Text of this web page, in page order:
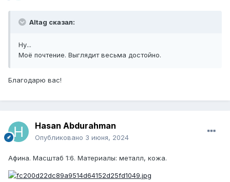
Altag сказал:
Ну...
Моё почтение. Выглядит весьма достойно.
Благодарю вас!
Hasan Abdurahman
Опубликовано 3 июня, 2024
Афина. Масштаб 1:6. Материалы: металл, кожа.